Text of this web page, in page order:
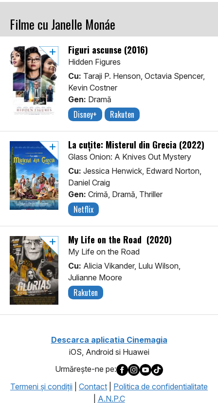
Filme cu Janelle Monáe
Figuri ascunse (2016)
Hidden Figures
Cu: Taraji P. Henson, Octavia Spencer,
Kevin Costner
Gen: Dramă
Disney+ Rakuten
La cuțite: Misterul din Grecia (2022)
Glass Onion: A Knives Out Mystery
Cu: Jessica Henwick, Edward Norton,
Daniel Craig
Gen: Crimă, Dramă, Thriller
Netflix
My Life on the Road (2020)
My Life on the Road
Cu: Alicia Vikander, Lulu Wilson,
Julianne Moore
Rakuten
Descarca aplicatia Cinemagia
iOS, Android si Huawei
Urmăreşte-ne pe:
Termeni şi condiţii
Contact
Politica de confidentialitate
A.N.P.C